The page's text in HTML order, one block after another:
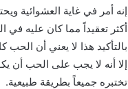
إنه أمر في غاية العشوائية
أكثر تعقيداً مما كان عليه في
بالتأكيد هذا لا يعني أن
إلا أنه لا يجب على الحب أن
تختبره جميعاً بطريقة طبيعية.